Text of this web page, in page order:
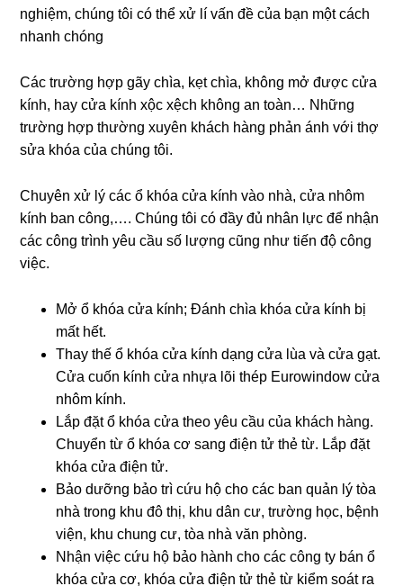
nghiệm, chúng tôi có thể xử lí vấn đề của bạn một cách
nhanh chóng
Các trường hợp gãy chìa, kẹt chìa, không mở được cửa
kính, hay cửa kính xộc xệch không an toàn… Những
trường hợp thường xuyên khách hàng phản ánh với thợ
sửa khóa của chúng tôi.
Chuyên xử lý các ổ khóa cửa kính vào nhà, cửa nhôm
kính ban công,…. Chúng tôi có đầy đủ nhân lực để nhận
các công trình yêu cầu số lượng cũng như tiến độ công
việc.
Mở ổ khóa cửa kính; Đánh chìa khóa cửa kính bị
mất hết.
Thay thế ổ khóa cửa kính dạng cửa lùa và cửa gạt.
Cửa cuốn kính cửa nhựa lõi thép Eurowindow cửa
nhôm kính.
Lắp đặt ổ khóa cửa theo yêu cầu của khách hàng.
Chuyển từ ổ khóa cơ sang điện tử thẻ từ. Lắp đặt
khóa cửa điện tử.
Bảo dưỡng bảo trì cứu hộ cho các ban quản lý tòa
nhà trong khu đô thị, khu dân cư, trường học, bệnh
viện, khu chung cư, tòa nhà văn phòng.
Nhận việc cứu hộ bảo hành cho các công ty bán ổ
khóa cửa cơ, khóa cửa điện tử thẻ từ kiểm soát ra